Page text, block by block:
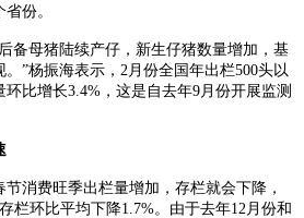
份。
母猪陆续产仔，新生仔猪数量增加，基
”杨振海表示，2月份全国年出栏500头以
环比增长3.4%，这是自去年9月份开展监测
费旺季出栏量增加，存栏就会下降，
栏环比平均下降1.7%。由于去年12月份和